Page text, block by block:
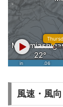
風速・風向